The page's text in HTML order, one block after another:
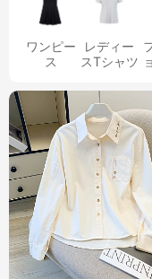
ワンピー
ス
レディー
スTシャツ